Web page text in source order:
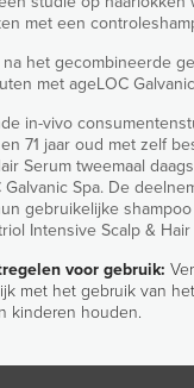
daarna de
tweemaal daags toe
lactate (humectant)
Cocamidopropyl
Glycol, Dipotassium
Polyquaternium-
Acid, Chlorphenesin,
met een
na het gecombineerde
met ageLOC
in-vivo
71 jaar oud met zelf
Serum tweemaal
Spa. De
gebruikelijke
Intensive Scalp &
voor gebruik:
met het gebruik van
kinderen houden.